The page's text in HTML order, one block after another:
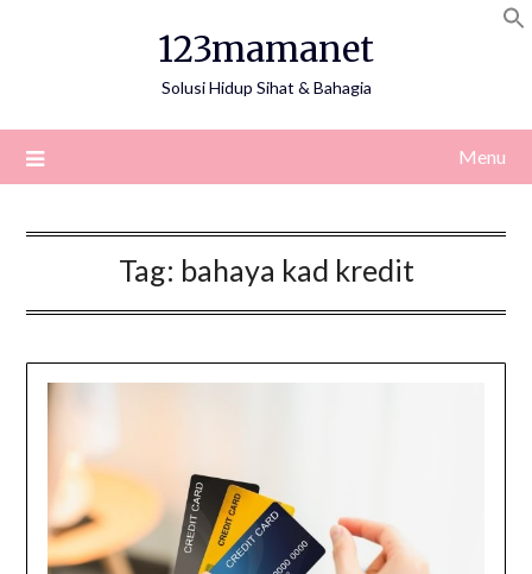
123mamanet
Solusi Hidup Sihat & Bahagia
Menu
Tag: bahaya kad kredit